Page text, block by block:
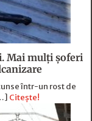
Mai mulți șoferi
într-un rost de
Citește!